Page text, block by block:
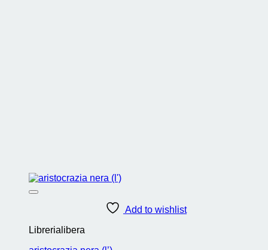
Add to wishlist
Librerialibera